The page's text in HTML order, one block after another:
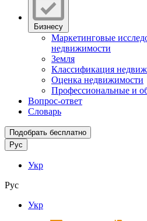
Бизнесу
Маркетинговые
недвижимости
Земля
Классификация
Оценка недвижимости
Профессиональные и
Вопрос-ответ
Словарь
Подобрать бесплатно
Рус
Укр
Рус
Укр